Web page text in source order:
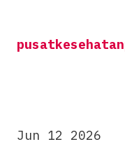
content
Jun 12 2026